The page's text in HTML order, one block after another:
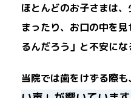
ほとんどのお子さまは
まったり、お口の中を
るんだろう」と不安にな
当院では歯をけずる際